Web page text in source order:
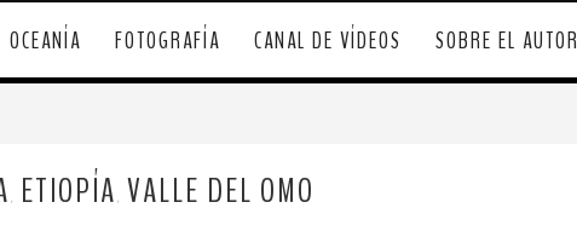
OCEANÍA FOTOGRAFÍA CANAL DE VÍDEOS SOBRE EL AUTOR
ETIOPÍA VALLE DEL OMO